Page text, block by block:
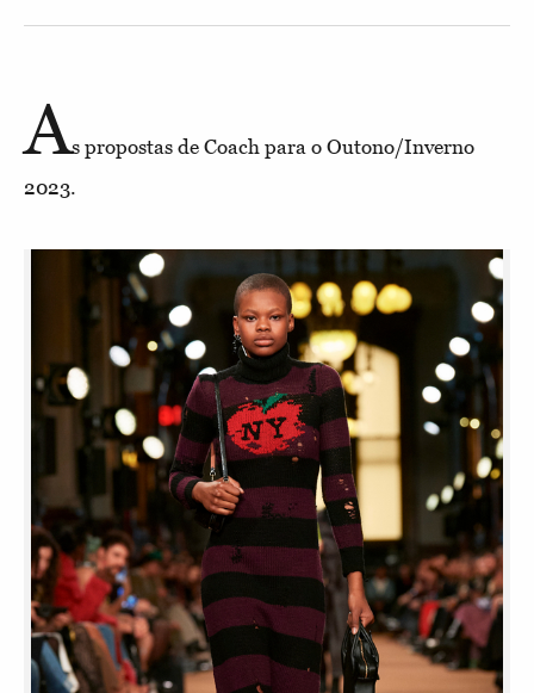
As propostas de Coach para o Outono/Inverno
2023.